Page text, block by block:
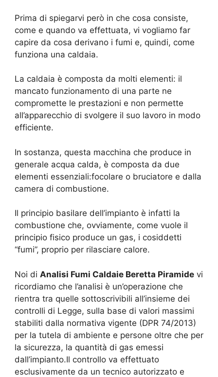
Prima di spiegarvi però in che cosa consiste,
come e quando va effettuata, vi vogliamo far
capire da cosa derivano i fumi e, quindi, come
funziona una caldaia.
La caldaia è composta da molti elementi: il
mancato funzionamento di una parte ne
compromette le prestazioni e non permette
all’apparecchio di svolgere il suo lavoro in modo
efficiente.
In sostanza, questa macchina che produce in
generale acqua calda, è composta da due
elementi essenziali:focolare o bruciatore e dalla
camera di combustione.
Il principio basilare dell’impianto è infatti la
combustione che, ovviamente, come vuole il
principio fisico produce un gas, i cosiddetti
“fumi”, proprio per rilasciare calore.
Noi di Analisi Fumi Caldaie Beretta Piramide vi
ricordiamo che l’analisi è un’operazione che
rientra tra quelle sottoscrivibili all’insieme dei
controlli di Legge, sulla base di valori massimi
stabiliti dalla normativa vigente (DPR 74/2013)
per la tutela di ambiente e persone oltre che per
la sicurezza, la quantità di gas emessi
dall’impianto.Il controllo va effettuato
esclusivamente da un tecnico autorizzato e